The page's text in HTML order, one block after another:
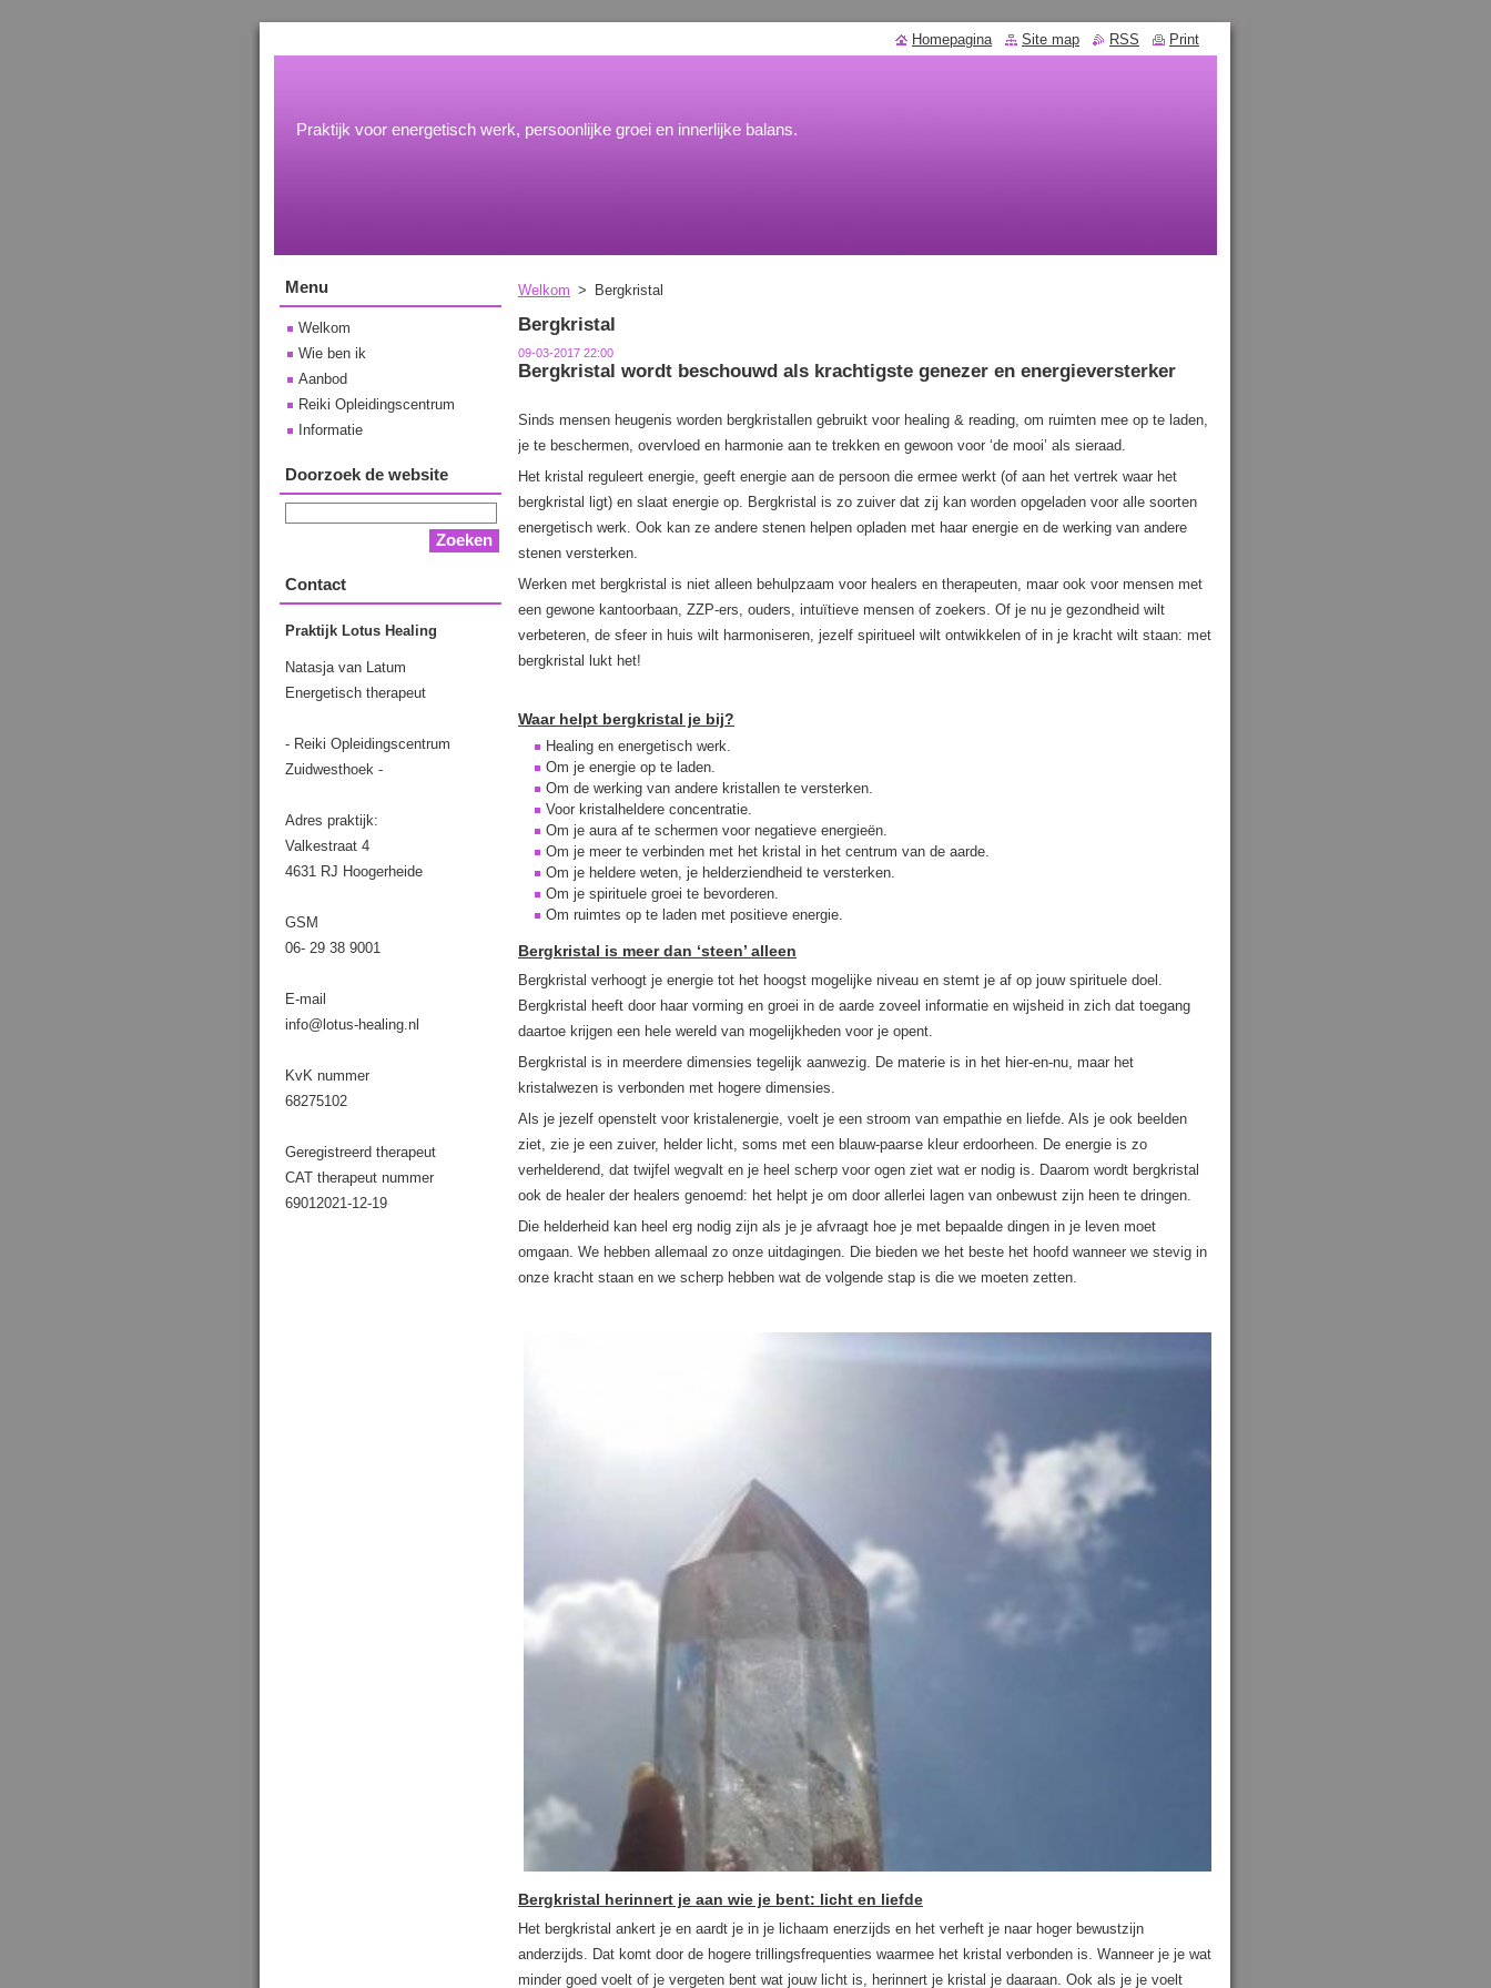
Praktijk voor energetisch werk, persoonlijke groei en innerlijke balans.
Welkom > Bergkristal
Bergkristal
09-03-2017 22:00
Bergkristal wordt beschouwd als krachtigste genezer en energieversterker
Sinds mensen heugenis worden bergkristallen gebruikt voor healing & reading, om ruimten mee op te laden,
je te beschermen, overvloed en harmonie aan te trekken en gewoon voor ‘de mooi’ als sieraad.
Het kristal reguleert energie, geeft energie aan de persoon die ermee werkt (of aan het vertrek waar het
bergkristal ligt) en slaat energie op. Bergkristal is zo zuiver dat zij kan worden opgeladen voor alle soorten
energetisch werk. Ook kan ze andere stenen helpen opladen met haar energie en de werking van andere
stenen versterken.
Werken met bergkristal is niet alleen behulpzaam voor healers en therapeuten, maar ook voor mensen met
een gewone kantoorbaan, ZZP-ers, ouders, intuïtieve mensen of zoekers. Of je nu je gezondheid wilt
verbeteren, de sfeer in huis wilt harmoniseren, jezelf spiritueel wilt ontwikkelen of in je kracht wilt staan: met
bergkristal lukt het!
Waar helpt bergkristal je bij?
Healing en energetisch werk.
Om je energie op te laden.
Om de werking van andere kristallen te versterken.
Voor kristalheldere concentratie.
Om je aura af te schermen voor negatieve energieën.
Om je meer te verbinden met het kristal in het centrum van de aarde.
Om je heldere weten, je helderziendheid te versterken.
Om je spirituele groei te bevorderen.
Om ruimtes op te laden met positieve energie.
Bergkristal is meer dan ‘steen’ alleen
Bergkristal verhoogt je energie tot het hoogst mogelijke niveau en stemt je af op jouw spirituele doel.
Bergkristal heeft door haar vorming en groei in de aarde zoveel informatie en wijsheid in zich dat toegang
daartoe krijgen een hele wereld van mogelijkheden voor je opent.
Bergkristal is in meerdere dimensies tegelijk aanwezig. De materie is in het hier-en-nu, maar het
kristalwezen is verbonden met hogere dimensies.
Als je jezelf openstelt voor kristalenergie, voelt je een stroom van empathie en liefde. Als je ook beelden
ziet, zie je een zuiver, helder licht, soms met een blauw-paarse kleur erdoorheen. De energie is zo
verhelderend, dat twijfel wegvalt en je heel scherp voor ogen ziet wat er nodig is. Daarom wordt bergkristal
ook de healer der healers genoemd: het helpt je om door allerlei lagen van onbewust zijn heen te dringen.
Die helderheid kan heel erg nodig zijn als je je afvraagt hoe je met bepaalde dingen in je leven moet
omgaan. We hebben allemaal zo onze uitdagingen. Die bieden we het beste het hoofd wanneer we stevig in
onze kracht staan en we scherp hebben wat de volgende stap is die we moeten zetten.
Bergkristal herinnert je aan wie je bent: licht en liefde
Het bergkristal ankert je en aardt je in je lichaam enerzijds en het verheft je naar hoger bewustzijn
anderzijds. Dat komt door de hogere trillingsfrequenties waarmee het kristal verbonden is. Wanneer je je wat
minder goed voelt of je vergeten bent wat jouw licht is, herinnert je kristal je daaraan. Ook als je je voelt
Menu
Welkom
Wie ben ik
Aanbod
Reiki Opleidingscentrum
Informatie
Doorzoek de website
Contact
Praktijk Lotus Healing
Natasja van Latum
Energetisch therapeut
- Reiki Opleidingscentrum
Zuidwesthoek -
Adres praktijk:
Valkestraat 4
4631 RJ Hoogerheide
GSM
06- 29 38 9001
E-mail
info@lotus-healing.nl
KvK nummer
68275102
Geregistreerd therapeut
CAT therapeut nummer
69012021-12-19
Homepagina Site map RSS Print